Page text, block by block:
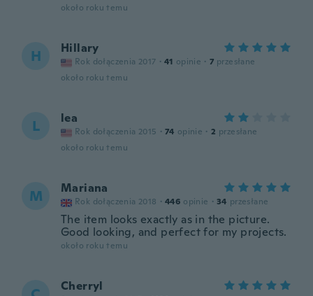
około roku temu
H Hillary
Rok dołączenia 2017 · 41 opinie · 7 przesłane
około roku temu
L lea
Rok dołączenia 2015 · 74 opinie · 2 przesłane
około roku temu
M Mariana
Rok dołączenia 2018 · 446 opinie · 34 przesłane
The item looks exactly as in the picture.
Good looking, and perfect for my projects.
około roku temu
Cherryl